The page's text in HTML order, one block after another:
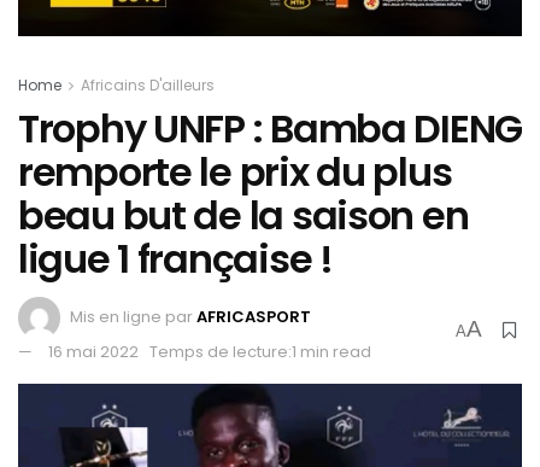
Home Africains D'ailleurs
Trophy UNFP : Bamba DIENG
remporte le prix du plus
beau but de la saison en
ligue 1 française !
Mis en ligne parAFRICASPORT
16 mai 2022 Temps de lecture:1 min read
AA